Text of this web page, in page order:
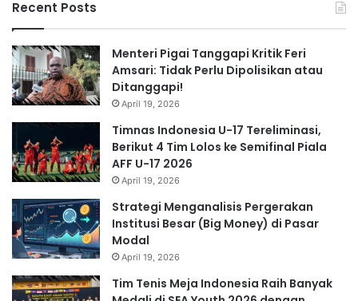
Recent Posts
Menteri Pigai Tanggapi Kritik Feri
Amsari: Tidak Perlu Dipolisikan atau
Ditanggapi!
April 19, 2026
Timnas Indonesia U-17 Tereliminasi,
Berikut 4 Tim Lolos ke Semifinal Piala
AFF U-17 2026
April 19, 2026
Strategi Menganalisis Pergerakan
Institusi Besar (Big Money) di Pasar
Modal
April 19, 2026
Tim Tenis Meja Indonesia Raih Banyak